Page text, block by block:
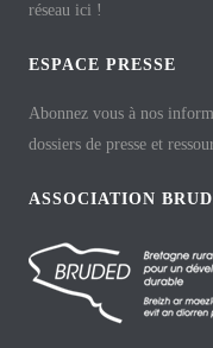
réseau ici !
ESPACE PRESSE
Abonnez vous à nos
dossiers de presse et
ASSOCIATION